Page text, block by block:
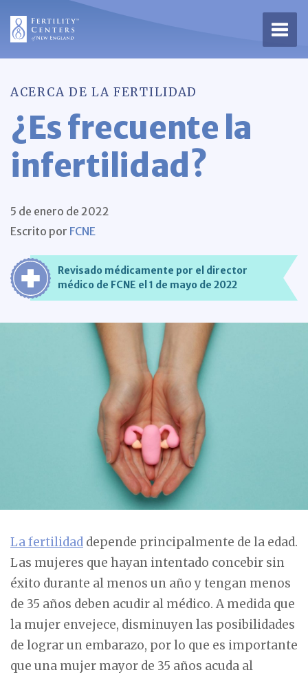
Abrir
ACERCA DE LA FERTILIDAD
¿Es frecuente la
infertilidad?
5 de enero de 2022
Escrito por FCNE
Revisado médicamente por el director
médico de FCNE el 1 de mayo de 2022
La fertilidad depende principalmente de la edad.
Las mujeres que hayan intentado concebir sin
éxito durante al menos un año y tengan menos
de 35 años deben acudir al médico. A medida que
la mujer envejece, disminuyen las posibilidades
de lograr un embarazo, por lo que es importante
que una mujer mayor de 35 años acuda al